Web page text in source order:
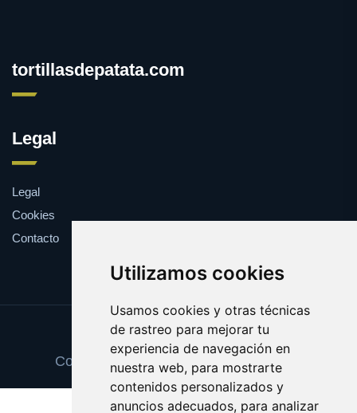
Utilizamos cookies
Usamos cookies y otras técnicas
de rastreo para mejorar tu
experiencia de navegación en
nuestra web, para mostrarte
contenidos personalizados y
anuncios adecuados, para analizar
tortillasdepatata.com
Legal
Legal
Cookies
Contacto
Update cookies preferences
Copyright © 2025 tortillasdepatata.com